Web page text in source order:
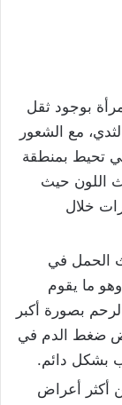
بوجود ثقل
مع الشعور
تحيط بمنطقة
اللون حيث
خلال
الحمل في
ما يقوم
بصورة أكبر
ضغط الدم في
بشكل دائم.
أكثر أعراض